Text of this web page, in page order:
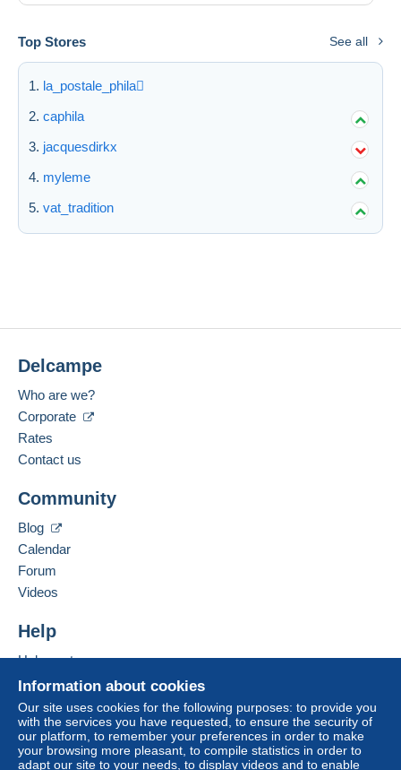
Top Stores See all
la_postale_phila
caphila
jacquesdirkx
myleme
vat_tradition
Information about cookies
Our site uses cookies for the following purposes: to provide you
with the services you have requested, to ensure the security of
our platform, to remember your preferences in order to make
your browsing more pleasant, to compile statistics in order to
adapt our site to your needs, to display videos and to enable
Delcampe
Who are we?
Corporate
Rates
Contact us
Community
Blog
Calendar
Forum
Videos
Help
Help center
Buying on Delcampe
Selling on Delcampe
A secure website